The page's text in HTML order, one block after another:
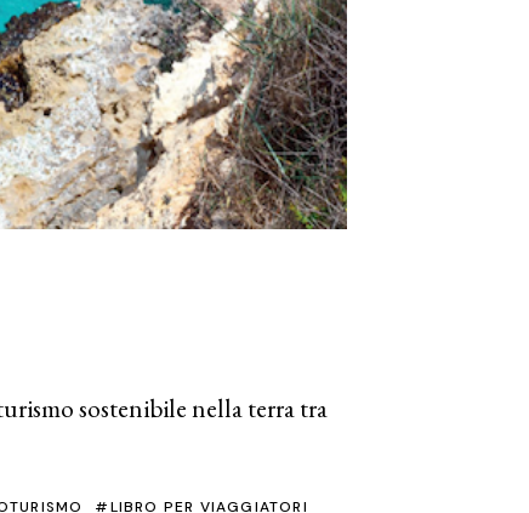
sostenibile nella terra tra
LIBRO PER VIAGGIATORI